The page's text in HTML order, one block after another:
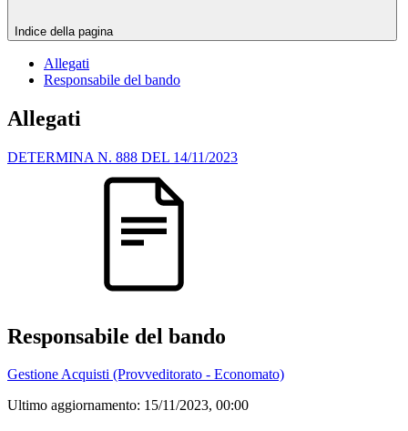
Indice della pagina
Allegati
Responsabile del bando
Allegati
DETERMINA N. 888 DEL 14/11/2023
Responsabile del bando
Gestione Acquisti (Provveditorato - Economato)
Ultimo aggiornamento: 15/11/2023, 00:00